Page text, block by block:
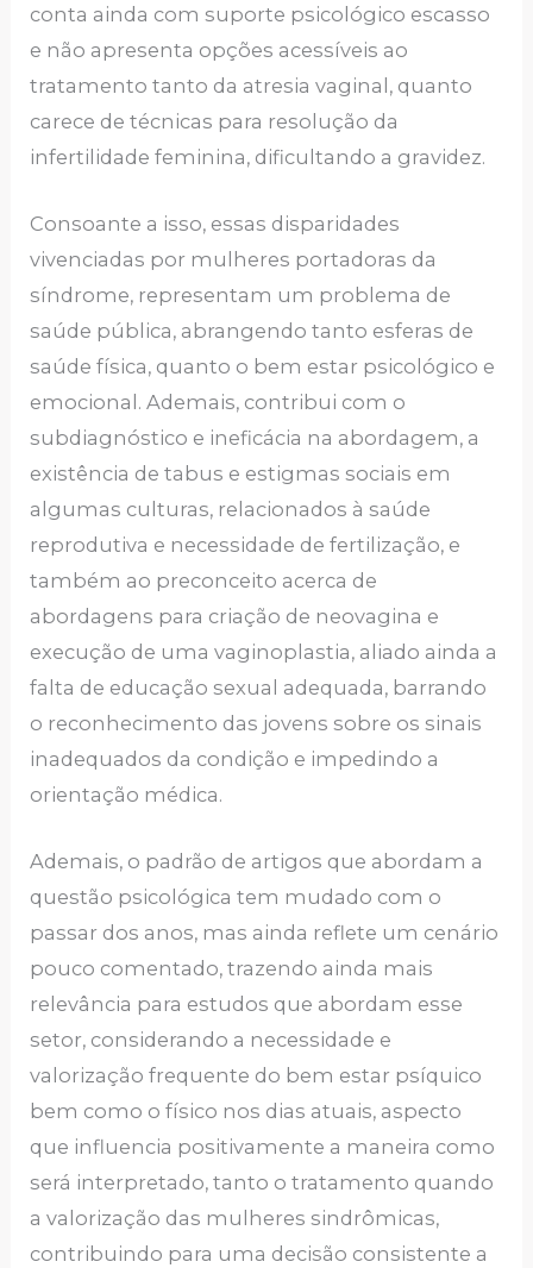
conta ainda com suporte psicológico escasso
e não apresenta opções acessíveis ao
tratamento tanto da atresia vaginal, quanto
carece de técnicas para resolução da
infertilidade feminina, dificultando a gravidez.
Consoante a isso, essas disparidades
vivenciadas por mulheres portadoras da
síndrome, representam um problema de
saúde pública, abrangendo tanto esferas de
saúde física, quanto o bem estar psicológico e
emocional. Ademais, contribui com o
subdiagnóstico e ineficácia na abordagem, a
existência de tabus e estigmas sociais em
algumas culturas, relacionados à saúde
reprodutiva e necessidade de fertilização, e
também ao preconceito acerca de
abordagens para criação de neovagina e
execução de uma vaginoplastia, aliado ainda a
falta de educação sexual adequada, barrando
o reconhecimento das jovens sobre os sinais
inadequados da condição e impedindo a
orientação médica.
Ademais, o padrão de artigos que abordam a
questão psicológica tem mudado com o
passar dos anos, mas ainda reflete um cenário
pouco comentado, trazendo ainda mais
relevância para estudos que abordam esse
setor, considerando a necessidade e
valorização frequente do bem estar psíquico
bem como o físico nos dias atuais, aspecto
que influencia positivamente a maneira como
será interpretado, tanto o tratamento quando
a valorização das mulheres sindrômicas,
contribuindo para uma decisão consistente a